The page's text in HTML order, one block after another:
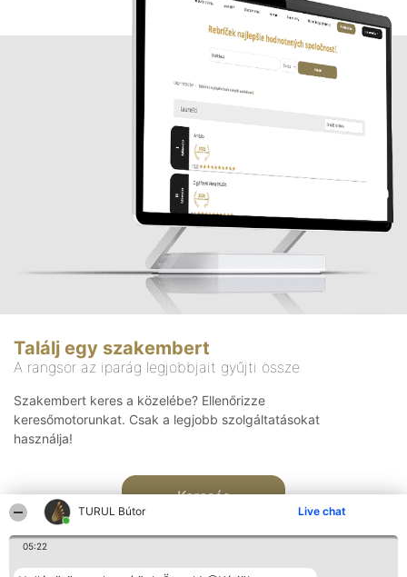
TURUL Bútor Live chat
05:22
Találj egy szakembert
A rangsor az iparág legjobbjait gyűjti össze
Szakembert keres a közelébe? Ellenőrizze
keresőmotorunkat. Csak a legjobb szolgáltatásokat
használja!
Keresés